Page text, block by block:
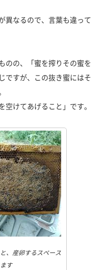
異なるので、言葉も違って
のの、「蜜を搾りその蜜を
ですが、この抜き蜜にはそ
けてあげること」です。
、産卵するスペース
す